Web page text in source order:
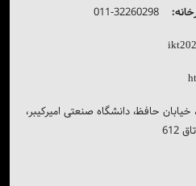
32260298-011
خیابان حافظ، دانشگاه صنعتی امیرکیبر،